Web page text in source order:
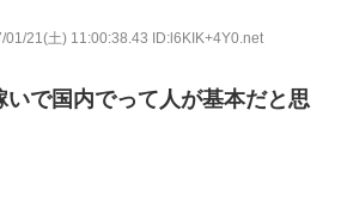
01/21(土) 11:00:38.43 ID:l6KIK+4Y0.net
いで国内でって人が基本だと思